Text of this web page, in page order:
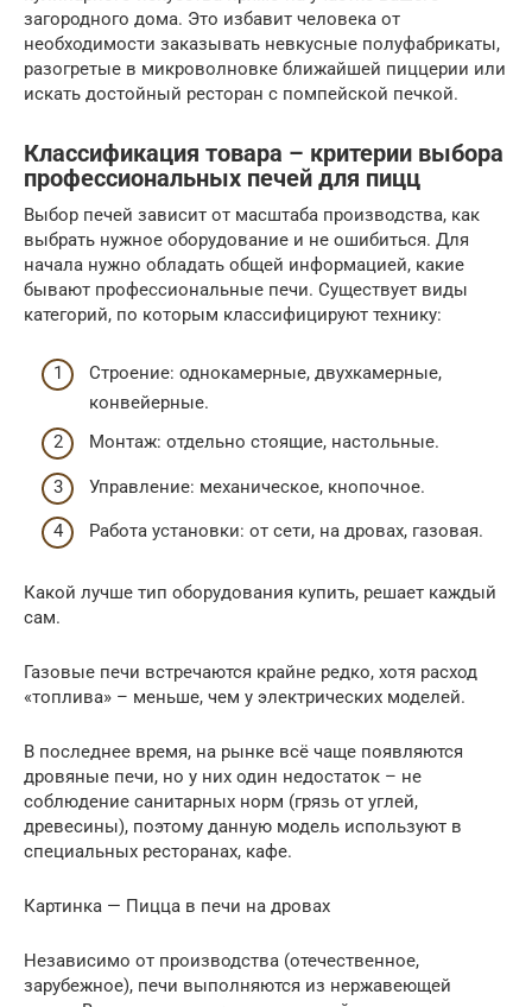
загородного дома. Это избавит человека от
необходимости заказывать невкусные полуфабрикаты,
разогретые в микроволновке ближайшей пиццерии или
искать достойный ресторан с помпейской печкой.
Классификация товара – критерии выбора
профессиональных печей для пицц
Выбор печей зависит от масштаба производства, как
выбрать нужное оборудование и не ошибиться. Для
начала нужно обладать общей информацией, какие
бывают профессиональные печи. Существует виды
категорий, по которым классифицируют технику:
Строение: однокамерные, двухкамерные,
конвейерные.
Монтаж: отдельно стоящие, настольные.
Управление: механическое, кнопочное.
Работа установки: от сети, на дровах, газовая.
Какой лучше тип оборудования купить, решает каждый
сам.
Газовые печи встречаются крайне редко, хотя расход
«топлива» – меньше, чем у электрических моделей.
В последнее время, на рынке всё чаще появляются
дровяные печи, но у них один недостаток – не
соблюдение санитарных норм (грязь от углей,
древесины), поэтому данную модель используют в
специальных ресторанах, кафе.
Картинка — Пицца в печи на дровах
Независимо от производства (отечественное,
зарубежное), печи выполняются из нержавеющей